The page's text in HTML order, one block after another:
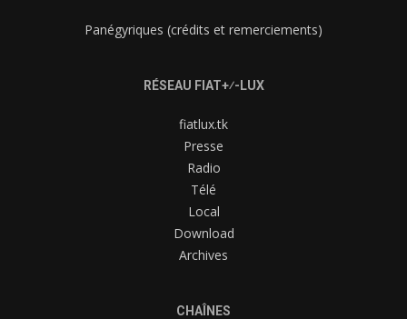
Panégyriques (crédits et remerciements)
RÉSEAU FIAT+⁄-LUX
fiatlux.tk
Presse
Radio
Télé
Local
Download
Archives
CHAÎNES